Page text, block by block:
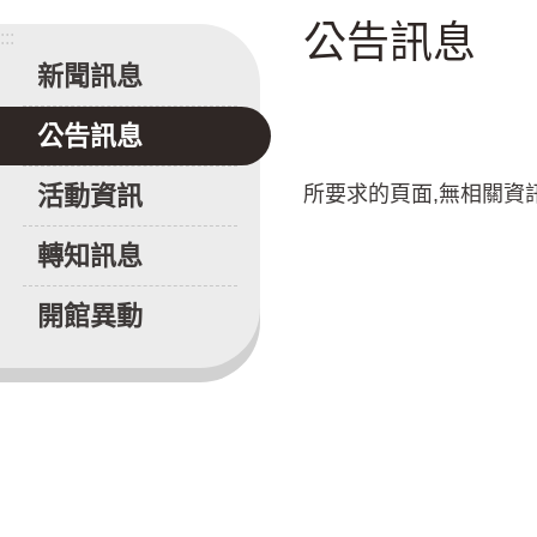
:::
新聞訊息
公告訊息
活動資訊
轉知訊息
開館異動
公告訊息
所要求的頁面,無相關資